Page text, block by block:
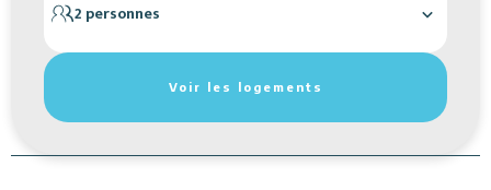
2 personnes
Voir les logements